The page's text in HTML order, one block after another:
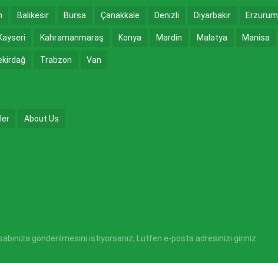
Balıkesir Bursa Çanakkale Denizli Diyarbakır Erzurum
Kahramanmaraş Konya Mardin Malatya Manisa
Trabzon Van
About Us
gönderilmesini istiyorsanız; Lütfen e-posta adresinizi giriniz.